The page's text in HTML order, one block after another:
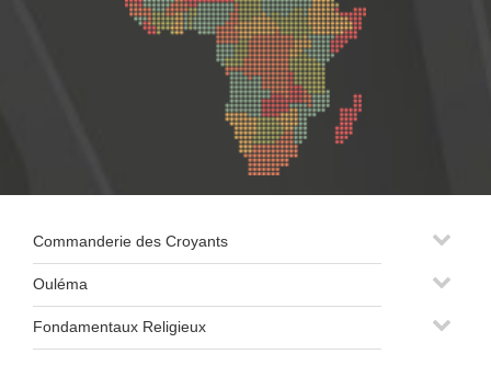
Commanderie des Croyants
Ouléma
Fondamentaux Religieux